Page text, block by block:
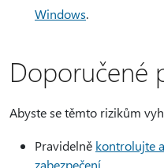
Windows.
Doporučené
Abyste se těmto rizikům
Pravidelně kontrolujte
zabezpečení.